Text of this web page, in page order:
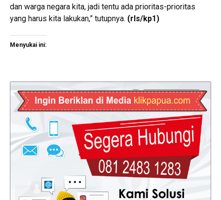
dan warga negara kita, jadi tentu ada prioritas-prioritas
yang harus kita lakukan,” tutupnya. (rls/kp1)
Menyukai ini: